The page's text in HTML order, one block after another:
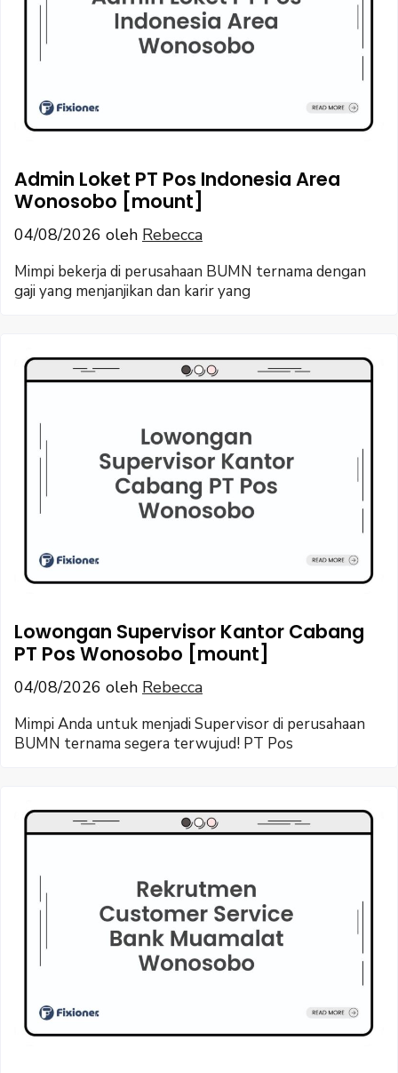
Admin Loket PT Pos Indonesia Area
Wonosobo [mount]
04/08/2026 oleh Rebecca
Mimpi bekerja di perusahaan BUMN ternama dengan
gaji yang menjanjikan dan karir yang
Lowongan Supervisor Kantor Cabang
PT Pos Wonosobo [mount]
04/08/2026 oleh Rebecca
Mimpi Anda untuk menjadi Supervisor di perusahaan
BUMN ternama segera terwujud! PT Pos